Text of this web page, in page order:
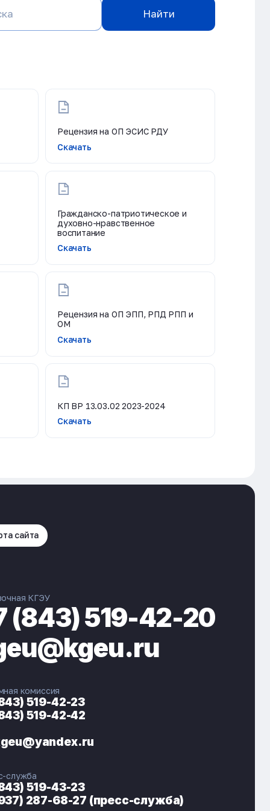
ЭНЕРГОКОД — ПОМОЩНИК КГЭУ
Найти
Рецензия на ОП ЭСИС РДУ
Скачать
Гражданско-патриотическое и
духовно-нравственное
воспитание
Скачать
Рецензия на ОП ЭПП, РПД РПП и
ОМ
Скачать
КП ВР 13.03.02 2023-2024
Скачать
сайта
КГЭУ
(843) 519-42-20
комиссия
519-42-23
519-42-42
служба
519-43-23
287-68-27 (пресс-служба)